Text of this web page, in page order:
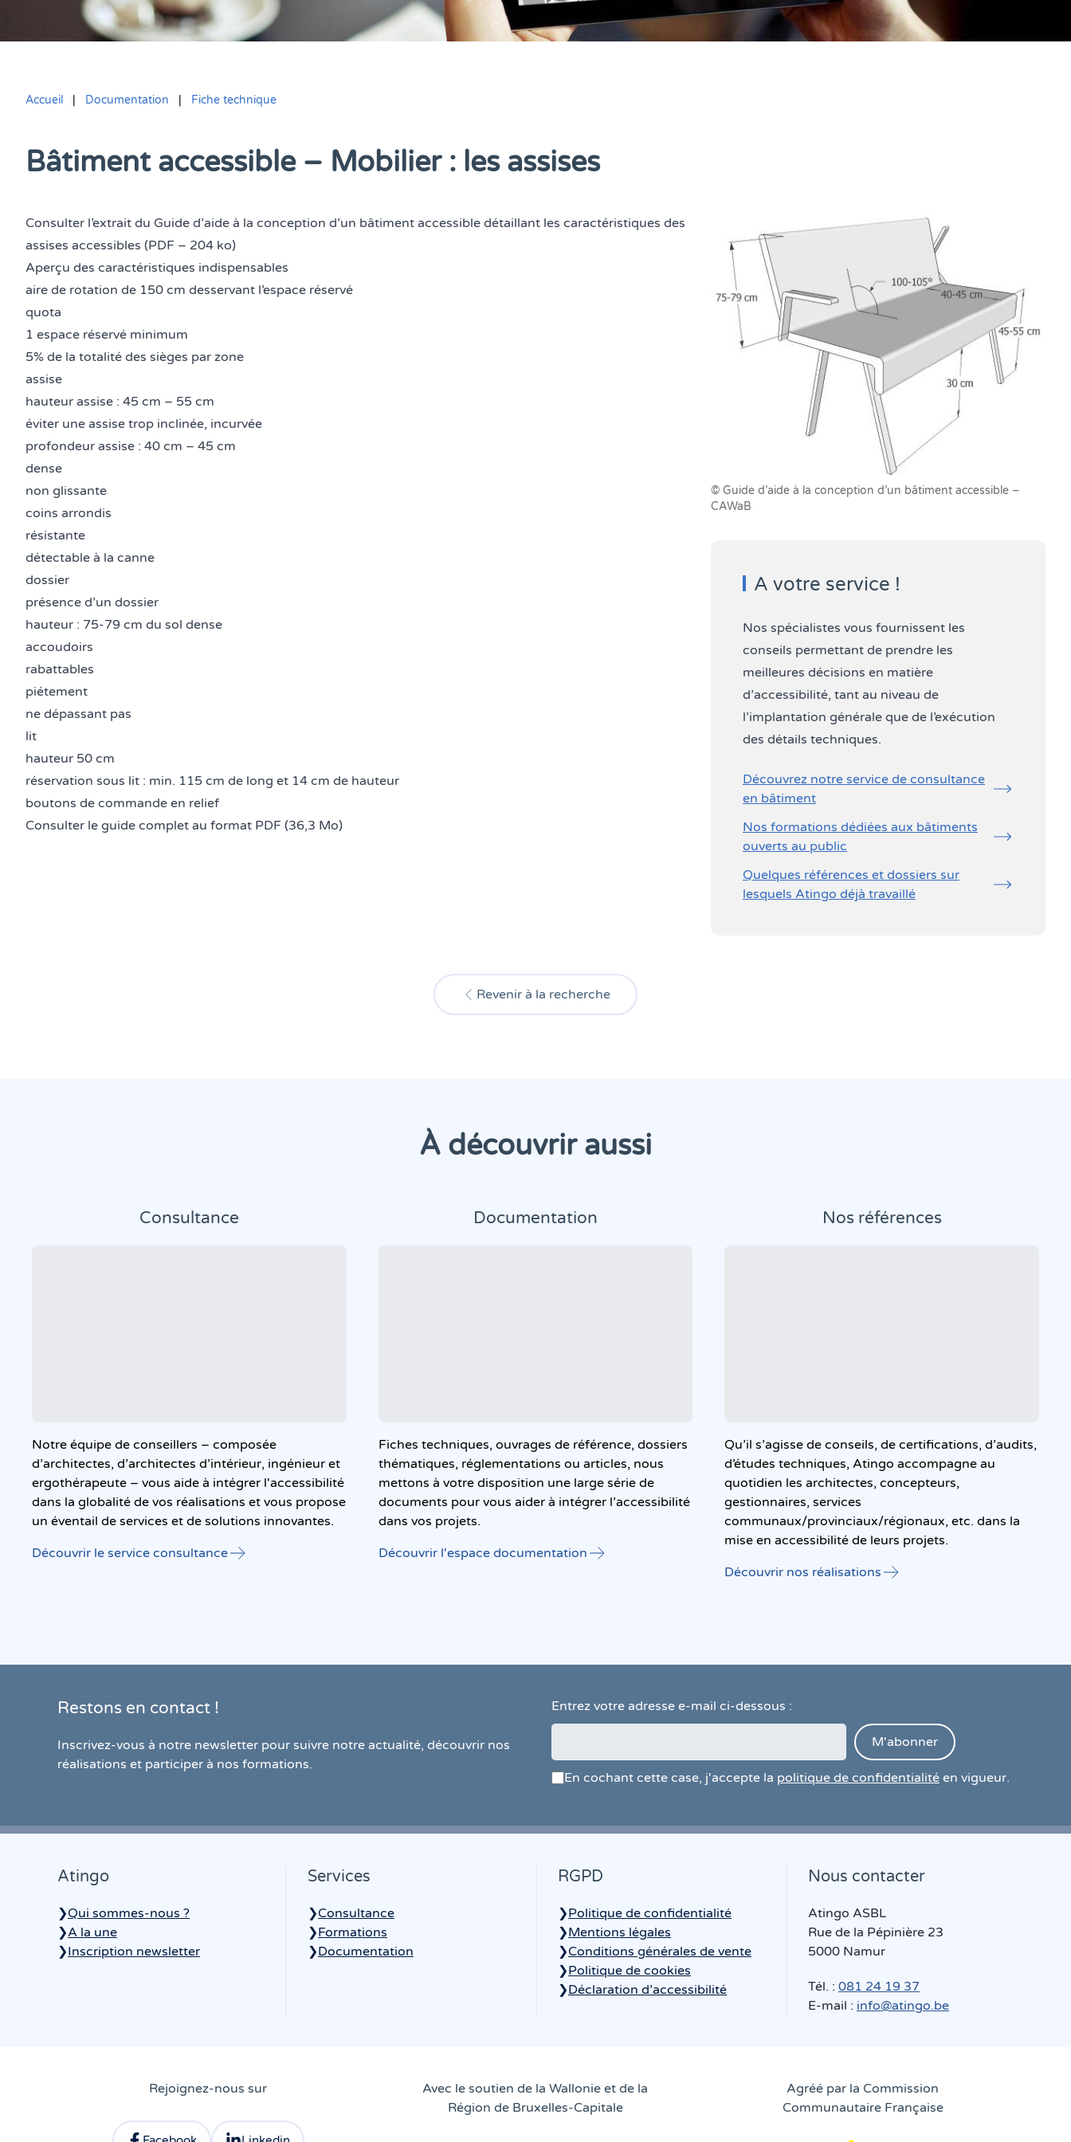
Bâtiment accessible – Mobilier : les assises
Accueil | Documentation | Fiche technique
© Guide d’aide à la conception d’un bâtiment accessible –
CAWaB
Consulter l’extrait du Guide d’aide à la conception d’un bâtiment accessible détaillant les caractéristiques des
assises accessibles (PDF – 204 ko)
Aperçu des caractéristiques indispensables
aire de rotation de 150 cm desservant l’espace réservé
quota
1 espace réservé minimum
5% de la totalité des sièges par zone
assise
hauteur assise : 45 cm – 55 cm
éviter une assise trop inclinée, incurvée
profondeur assise : 40 cm – 45 cm
dense
non glissante
coins arrondis
résistante
détectable à la canne
dossier
présence d’un dossier
hauteur : 75-79 cm du sol dense
accoudoirs
rabattables
piétement
ne dépassant pas
lit
hauteur 50 cm
réservation sous lit : min. 115 cm de long et 14 cm de hauteur
boutons de commande en relief
Consulter le guide complet au format PDF (36,3 Mo)
A votre service !
Nos spécialistes vous fournissent les
conseils permettant de prendre les
meilleures décisions en matière
d’accessibilité, tant au niveau de
l’implantation générale que de l’exécution
des détails techniques.
Découvrez notre service de consultance
en bâtiment
Nos formations dédiées aux bâtiments
ouverts au public
Quelques références et dossiers sur
lesquels Atingo déjà travaillé
Revenir à la recherche
À découvrir aussi
Consultance
Notre équipe de conseillers – composée
d’architectes, d’architectes d’intérieur, ingénieur et
ergothérapeute – vous aide à intégrer l'accessibilité
dans la globalité de vos réalisations et vous propose
un éventail de services et de solutions innovantes.
Découvrir le service consultance
Documentation
Fiches techniques, ouvrages de référence, dossiers
thématiques, réglementations ou articles, nous
mettons à votre disposition une large série de
documents pour vous aider à intégrer l’accessibilité
dans vos projets.
Découvrir l'espace documentation
Nos références
Qu’il s’agisse de conseils, de certifications, d’audits,
d’études techniques, Atingo accompagne au
quotidien les architectes, concepteurs,
gestionnaires, services
communaux/provinciaux/régionaux, etc. dans la
mise en accessibilité de leurs projets.
Découvrir nos réalisations
Restons en contact !
Inscrivez-vous à notre newsletter pour suivre notre actualité, découvrir nos
réalisations et participer à nos formations.
Entrez votre adresse e-mail ci-dessous :
En cochant cette case, j'accepte la politique de confidentialité en vigueur.
Atingo
❯Qui sommes-nous ?
❯A la une
❯Inscription newsletter
Services
❯Consultance
❯Formations
❯Documentation
RGPD
❯Politique de confidentialité
❯Mentions légales
❯Conditions générales de vente
❯Politique de cookies
❯Déclaration d’accessibilité
Nous contacter
Atingo ASBL
Rue de la Pépinière 23
5000 Namur
Tél. : 081 24 19 37
E-mail : info@atingo.be
Rejoignez-nous sur
Avec le soutien de la Wallonie et de la
Région de Bruxelles-Capitale
Agréé par la Commission
Communautaire Française